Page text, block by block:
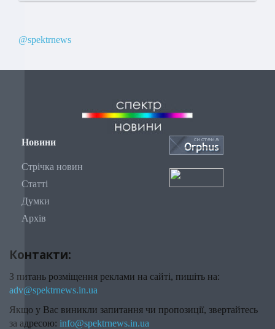
@spektrnews
Новини
Стрічка новин
Статті
Думки
Архів
Контакти:
З питань розміщення реклами на сайті, пишіть на:
adv@spektrnews.in.ua
Якщо у Вас виникли запитання чи пропозиції, звертайтесь
за адресою: info@spektrnews.in.ua